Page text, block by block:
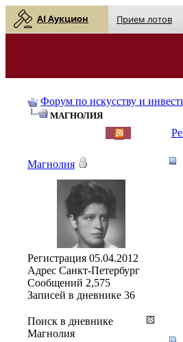
AI Аукцион Прием лотов
Форум по искусству и
МАГНОЛИЯ
Магнолия
Регистрация 05.04.2012
Адрес Санкт-Петербург
Сообщений 2,575
Записей в дневнике 36
Поиск в дневнике
Магнолия